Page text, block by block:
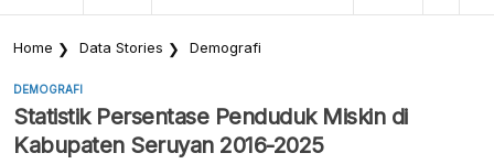
Home Data Stories Demografi
DEMOGRAFI
Statistik Persentase Penduduk Miskin di
Kabupaten Seruyan 2016-2025